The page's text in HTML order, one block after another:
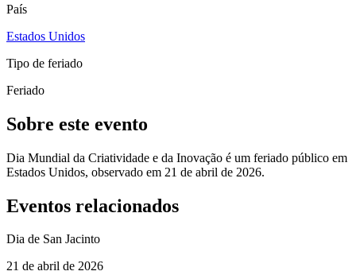
País
Estados Unidos
Tipo de feriado
Feriado
Sobre este evento
Dia Mundial da Criatividade e da Inovação é um feriado público em
Estados Unidos, observado em 21 de abril de 2026.
Eventos relacionados
Dia de San Jacinto
21 de abril de 2026